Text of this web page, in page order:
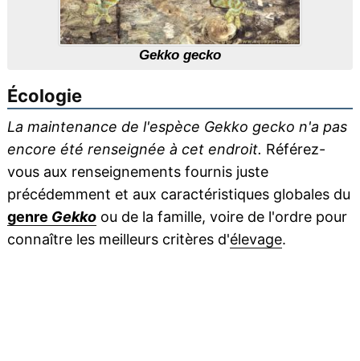
Gekko gecko
Écologie
La maintenance de l'espèce Gekko gecko n'a pas
encore été renseignée à cet endroit. Référez-
vous aux renseignements fournis juste
précédemment et aux caractéristiques globales du
genre Gekkoou de la famille, voire de l'ordre pour
connaître les meilleurs critères d'élevage.